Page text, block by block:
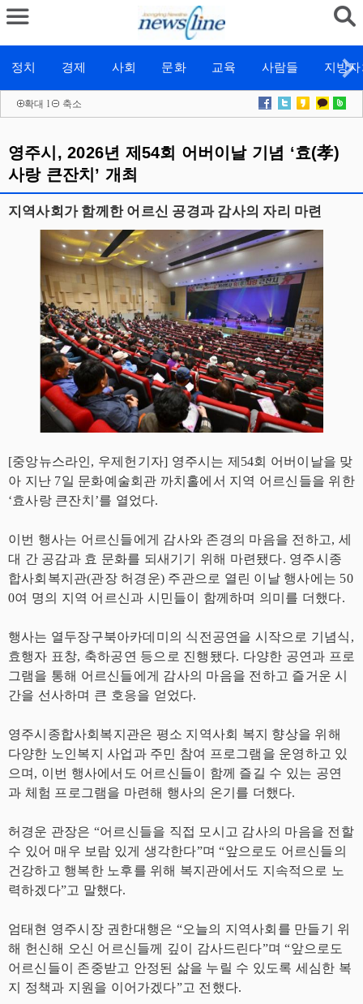
정치 경제 사회 문화 교육 사람들 지방
확대 l 축소
영주시, 2026년 제54회 어버이날 기념 ‘효(孝)
사랑 큰잔치’ 개최
지역사회가 함께한 어르신 공경과 감사의 자리 마련
[중앙뉴스라인, 우제헌기자] 영주시는 제54회 어버이날을 맞
아 지난 7일 문화예술회관 까치홀에서 지역 어르신들을 위한
‘효사랑 큰잔치’를 열었다.
이번 행사는 어르신들에게 감사와 존경의 마음을 전하고, 세
대 간 공감과 효 문화를 되새기기 위해 마련됐다. 영주시종
합사회복지관(관장 허경운) 주관으로 열린 이날 행사에는 50
0여 명의 지역 어르신과 시민들이 함께하며 의미를 더했다.
행사는 열두장구북아카데미의 식전공연을 시작으로 기념식,
효행자 표창, 축하공연 등으로 진행됐다. 다양한 공연과 프로
그램을 통해 어르신들에게 감사의 마음을 전하고 즐거운 시
간을 선사하며 큰 호응을 얻었다.
영주시종합사회복지관은 평소 지역사회 복지 향상을 위해
다양한 노인복지 사업과 주민 참여 프로그램을 운영하고 있
으며, 이번 행사에서도 어르신들이 함께 즐길 수 있는 공연
과 체험 프로그램을 마련해 행사의 온기를 더했다.
허경운 관장은 “어르신들을 직접 모시고 감사의 마음을 전할
수 있어 매우 보람 있게 생각한다”며 “앞으로도 어르신들의
건강하고 행복한 노후를 위해 복지관에서도 지속적으로 노
력하겠다”고 말했다.
엄태현 영주시장 권한대행은 “오늘의 지역사회를 만들기 위
해 헌신해 오신 어르신들께 깊이 감사드린다”며 “앞으로도
어르신들이 존중받고 안정된 삶을 누릴 수 있도록 세심한 복
지 정책과 지원을 이어가겠다”고 전했다.